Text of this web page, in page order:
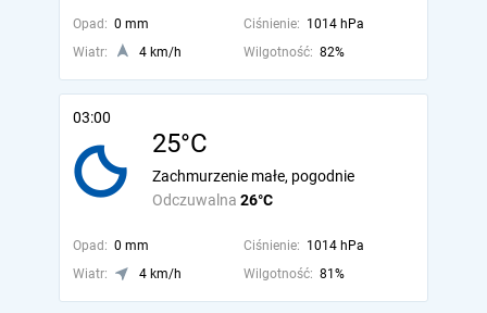
Opad: 0 mm Ciśnienie: 1014 hPa
Wiatr:
4 km/h Wilgotność: 82%
03:00
25°C
Odczuwalna 26°C
Zachmurzenie małe, pogodnie
Opad: 0 mm Ciśnienie: 1014 hPa
Wiatr:
4 km/h Wilgotność: 81%